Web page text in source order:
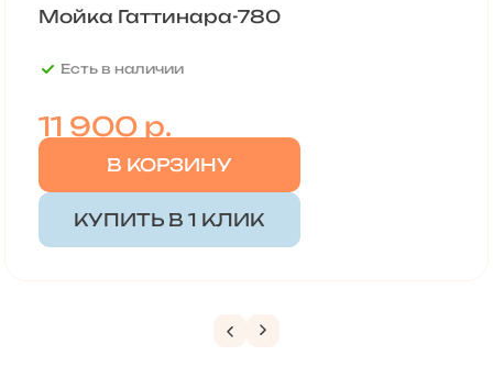
Мойка Гаттинара-780
Есть в наличии
11 900р.
В КОРЗИНУ
КУПИТЬ В 1 КЛИК